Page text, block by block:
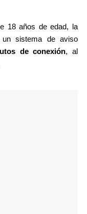
18 años de edad, la
un sistema de aviso
de conexión, al